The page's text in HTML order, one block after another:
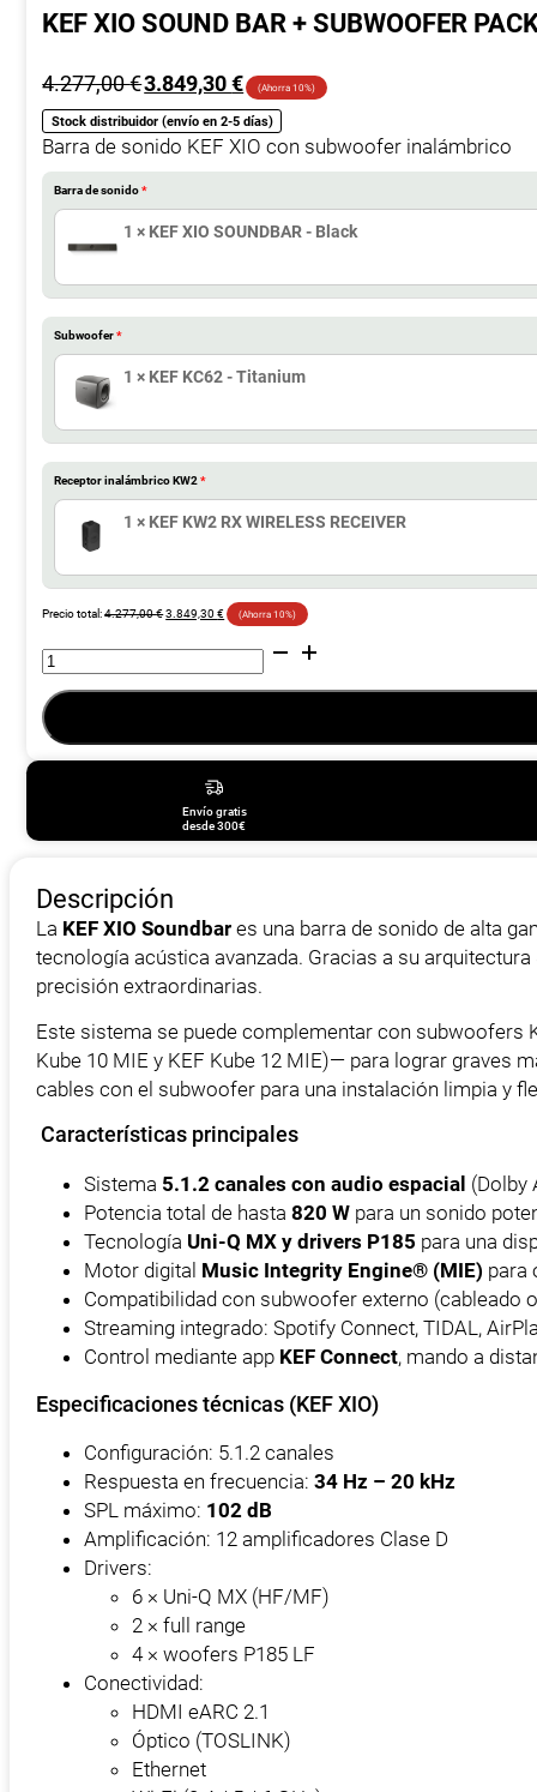
KEF XIO SOUND BAR + SUBWOOFER
4.277,00€3.849,30€ (Ahorra 10%)
Stock distribuidor (envío en 2-5 días)
Barra de sonido KEF XIO con subwoofer inalámbrico
Barra de sonido
1 × KEF XIO SOUNDBAR - Black
Subwoofer
1 × KEF KC62 - Titanium
Receptor inalámbrico KW2
1 × KEF KW2 RX WIRELESS RECEIVER
Precio total:4.277,00€3.849,30€ (Ahorra 10%)
XIO
SOUND
+
SUBWOOFER
PACK
cantidad
Envío gratis
desde 300€
Descripción
La KEF XIO Soundbar es una barra de sonido de alta
tecnología acústica avanzada. Gracias a su arquitectura
precisión extraordinarias.
Este sistema se puede complementar con
Kube 10 MIE y KEF Kube 12 MIE)— para lograr graves
cables con el subwoofer para una instalación limpia y
Características principales
Sistema 5.1.2 canales con audio espacial (Dolby
Potencia total de hasta820 W para un sonido
Tecnología Uni-Q MX y drivers P185 para una
Motor digital Music Integrity Engine® (MIE) para
Compatibilidad con subwoofer externo (cableado
Streaming integrado: Spotify Connect, TIDAL,
Control mediante app KEF Connect, mando a
Especificaciones técnicas (KEF XIO)
Configuración: 5.1.2 canales
Respuesta en frecuencia:34 Hz – 20 kHz
SPL máximo: 102 dB
Amplificación: 12 amplificadores Clase D
Drivers:
6 × Uni-Q MX (HF/MF)
2 × full range
4 × woofers P185 LF
Conectividad:
HDMI eARC 2.1
Óptico (TOSLINK)
Ethernet